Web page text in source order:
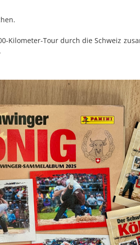
Kilometer-Tour durch die Schweiz